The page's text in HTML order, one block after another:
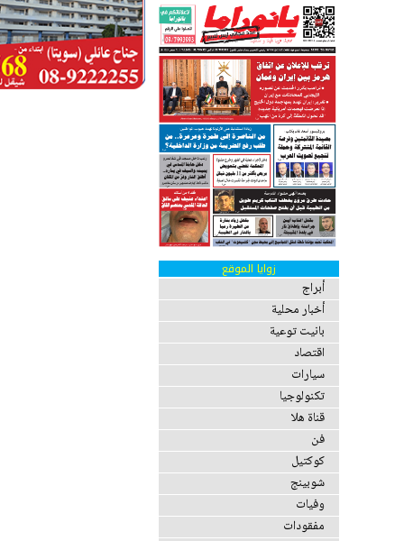
زوايا الموقع
أبراج
أخبار محلية
بانيت توعية
اقتصاد
سيارات
تكنولوجيا
قناة هلا
فن
كوكتيل
شوبينج
وفيات
مفقودات